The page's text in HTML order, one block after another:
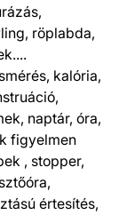
röplabda,
kalória,
naptár, óra,
figyelmen
, stopper,
értesítés,